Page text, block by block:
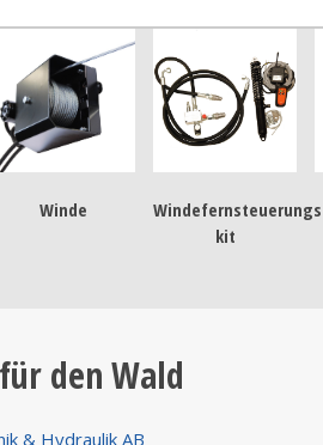
Winde
Windefernsteuerungs
kit
den Wald
& Hydraulik AB